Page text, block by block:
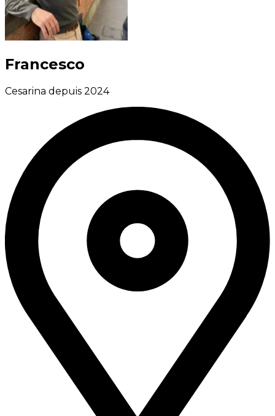
Francesco
Cesarina depuis 2024